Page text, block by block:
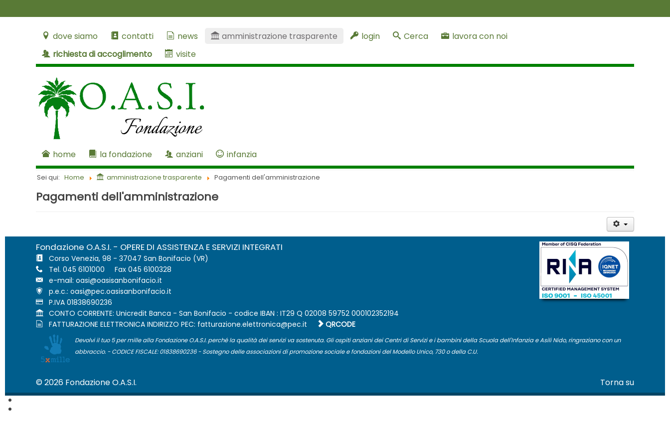
dove siamo contatti news amministrazione trasparente login Cerca
lavora con noi
richiesta di accoglimento
visite
home la fondazione anziani infanzia
Sei qui: Home amministrazione trasparente Pagamenti dell'amministrazione
Pagamenti dell'amministrazione
Fondazione O.A.S.I. - OPERE DI ASSISTENZA E SERVIZI INTEGRATI
Corso Venezia, 98 - 37047 San Bonifacio (VR)
Tel. 045 6101000 Fax 045 6100328
e-mail:
p.e.c.:
P.IVA 01838690236
CONTO CORRENTE: Unicredit Banca - San Bonifacio - codice IBAN : IT29 Q 02008 59752 000102352194
FATTURAZIONE ELETTRONICA INDIRIZZO PEC:
QRCODE
Devolvi il tuo 5 per mille alla Fondazione O.A.S.I. perché la qualità dei servizi va sostenuta. Gli ospiti anziani dei Centri di Servizi e i bambini della Scuola dell'Infanzia e Asili Nido, ringraziano con un
abbraccio. - CODICE FISCALE: 01838690236 - Sostegno delle associazioni di promozione sociale e fondazioni del Modello Unico, 730 o della C.U.
Torna su
© 2026 Fondazione O.A.S.I.